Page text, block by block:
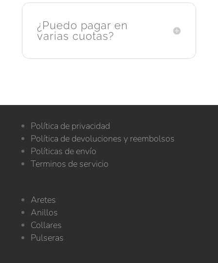
¿Puedo pagar en
varias cuotas?
Política de privacidad
Política de devoluciones y reembolsos
Políticas de envío
Terminos de servicio
Aretes
Anillos
Collares
Pulseras